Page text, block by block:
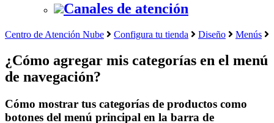
Canales de atención
Centro de Atención Nube Configura tu tienda Diseño Menús
¿Cómo agregar mis categorías en el menú
de navegación?
Cómo mostrar tus categorías de productos como
botones del menú principal en la barra de